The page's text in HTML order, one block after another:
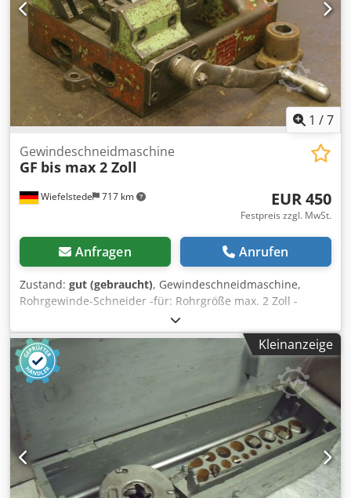
1 /7
Wiefelstede 717 km
Gewindeschneidmaschine
GF bis max 2 Zoll
EUR 450
Festpreis zzgl. MwSt.
Anfragen Anrufen
Zustand: gut (gebraucht), Gewindeschneidmaschine,
Rohrgewinde-Schneider -für: Rohrgröße max. 2 Zoll -
Schneidbacken: 1" Zoll -Antrie: über 3 Getriebe -
Abmessungen: 550/360/H240 mm -Gewicht: 55 Kg
Crjdpfxob A Iyae Am Ref
Kleinanzeige